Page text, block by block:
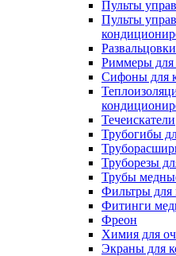
Пульты
Пульты
Риммеры
Сифоны для
Течеискатели
Трубогибы
Труборезы
Трубы
Фильтры для
Фитинги
Фреон
Химия для
Экраны для